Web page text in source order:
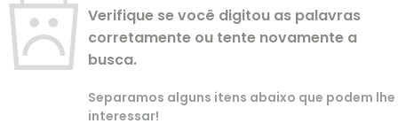
Verifique se você digitou as palavras
corretamente ou tente novamente a
busca.
Separamos alguns itens abaixo que podem lhe
interessar!